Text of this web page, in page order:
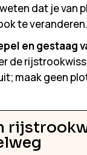
dat je van
te veranderen.
en gestaag
de
maak geen